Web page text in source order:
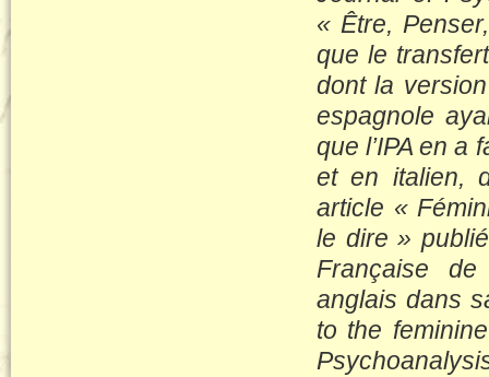
« Être,
que le
dont la
espagnole
que l’IPA en a
et en italien,
article «
le dire »
Française de
anglais dans
to the